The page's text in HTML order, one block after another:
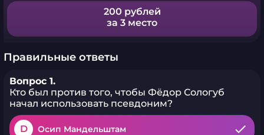
200 рублей
за 3 место
Правильные ответы
Вопрос 1.
Кто был против того, чтобы Фёдор Сологуб
начал использовать псевдоним?
D Осип Мандельштам